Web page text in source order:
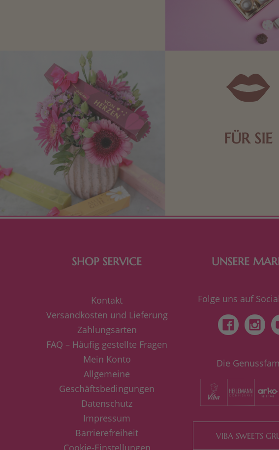
FÜR SIE
SHOP SERVICE
Kontakt
Versandkosten und Lieferung
Zahlungsarten
FAQ – Häufig gestellte Fragen
Mein Konto
Allgemeine
Geschäftsbedingungen
Datenschutz
Impressum
Barrierefreiheit
Cookie-Einstellungen
UNSERE
Folge uns auf
Die
VIBA SWEETS